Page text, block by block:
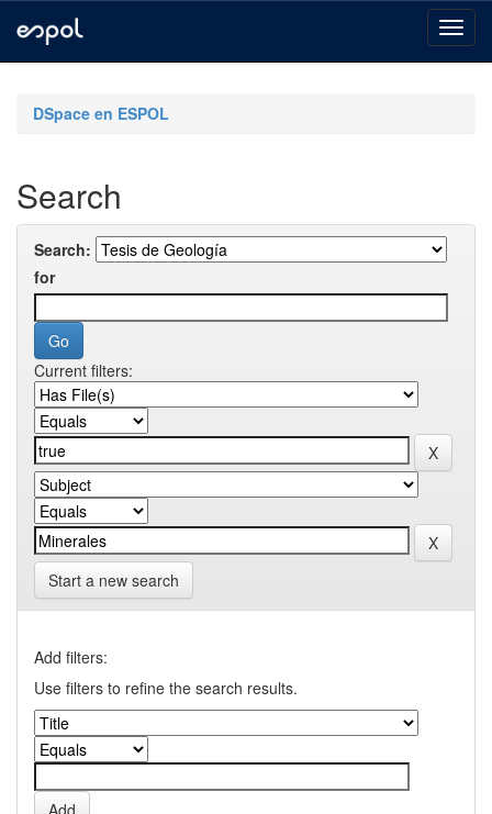
navigationDSpace en ESPOL
Search
Search:
for
Current filters:
Start a new search
Add filters:
Use filters to refine the search results.